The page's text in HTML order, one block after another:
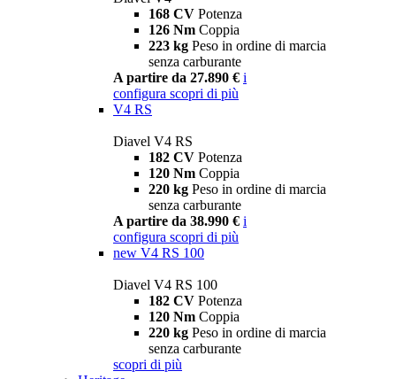
168 CV Potenza
126 Nm Coppia
223 kg Peso in ordine di marcia
senza carburante
A partire da 27.890 € i
configura scopri di più
V4 RS
Diavel V4 RS
182 CV Potenza
120 Nm Coppia
220 kg Peso in ordine di marcia
senza carburante
A partire da 38.990 € i
configura scopri di più
new V4 RS 100
Diavel V4 RS 100
182 CV Potenza
120 Nm Coppia
220 kg Peso in ordine di marcia
senza carburante
scopri di più